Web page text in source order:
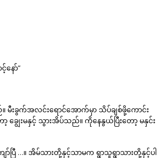
နော်”
မီးခွက်အလင်းရောင်အောက်မှာ သိပ်ချစ်ဖို့ကောင်း
ေးမနှင့် သွားအိပ်သည်။ ကိုနေနွယ်ပြီးတော့ မနှင်း
…။ အိမ်သားတို့နှင့်သာမက ရွာသူရွာသားတို့နှင့်ပါ